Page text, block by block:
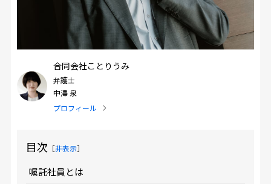
合同会社ことりうみ
弁護士
中澤 泉
プロフィール
目次 ［非表示］
嘱託社員とは